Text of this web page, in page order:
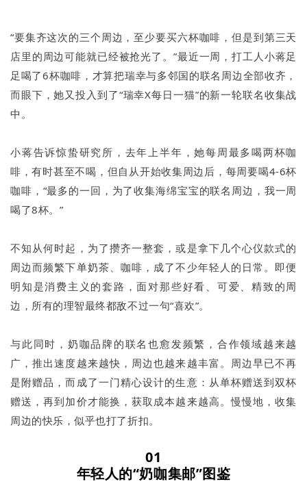
“要集齐这次的三个周边，至少要买六杯咖啡，但是到第三天
店里的周边可能就已经被抢光了。”最近一周，打工人小蒋足
足喝了6杯咖啡，才算把瑞幸与多邻国的联名周边全部收齐，
而眼下，她又投入到了“瑞幸X每日一猫”的新一轮联名收集战
中。
小蒋告诉惊蛰研究所，去年上半年，她每周最多喝两杯咖
啡，有时甚至不喝，但自从开始收集周边后，每周要喝4-6杯
咖啡，“最多的一回，为了收集海绵宝宝的联名周边，我一周
喝了8杯。”
不知从何时起，为了攒齐一整套，或是拿下几个心仪款式的
周边而频繁下单奶茶、咖啡，成了不少年轻人的日常。即便
明知是消费主义的套路，面对那些好看、可爱、精致的周
边，所有的理智最终都敌不过一句“喜欢”。
与此同时，奶咖品牌的联名也愈发频繁，合作领域越来越
广，推出速度越来越快，周边也越来越丰富。周边早已不再
是附赠品，而成了一门精心设计的生意：从单杯赠送到双杯
赠送，再到加价才能换，获取成本越来越高。慢慢地，收集
周边的快乐，似乎也打了折扣。
01
年轻人的“奶咖集邮”图鉴